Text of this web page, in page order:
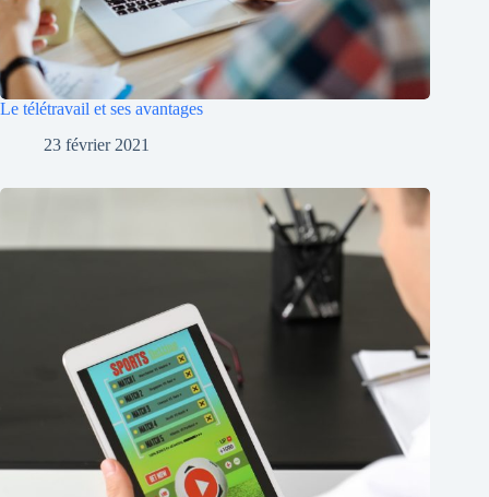
Le télétravail et ses avantages
23 février 2021